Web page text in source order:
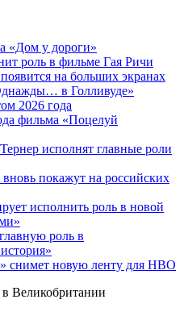
«Дом у дороги»
роль в фильме Гая Ричи
на больших экранах
в Голливуде»
2026 года
фильма «Поцелуй
исполнят главные роли
покажут на российских
исполнить роль в новой
роль в
снимет новую ленту для HBO
Великобритании